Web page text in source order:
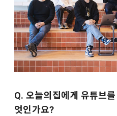
Q. 오늘의집에게 유튜브
엇인가요?